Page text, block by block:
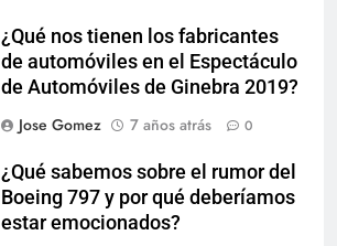
¿Qué nos tienen los fabricantes
de automóviles en el Espectáculo
de Automóviles de Ginebra 2019?
Jose Gomez
7 años atrás 0
¿Qué sabemos sobre el rumor del
Boeing 797 y por qué deberíamos
estar emocionados?